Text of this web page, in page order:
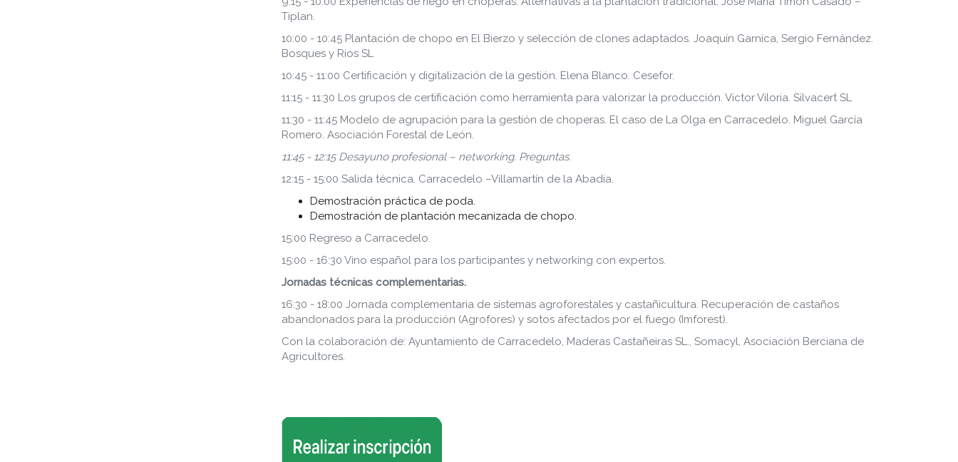
Tiplan.
10:00 - 10:45 Plantación de chopo en El Bierzo y selección de clones adaptados. Joaquín Garnica, Sergio Fernández.
Bosques y Rios SL
10:45 - 11:00 Certificación y digitalización de la gestión. Elena Blanco. Cesefor.
11:15 - 11:30 Los grupos de certificación como herramienta para valorizar la producción. Victor Viloria. Silvacert SL
11:30 - 11:45 Modelo de agrupación para la gestión de choperas. El caso de La Olga en Carracedelo. Miguel García
Romero. Asociación Forestal de León.
11:45 - 12:15 Desayuno profesional – networking. Preguntas.
12:15 - 15:00 Salida técnica. Carracedelo –Villamartín de la Abadia.
Demostración práctica de poda.
Demostración de plantación mecanizada de chopo.
15:00 Regreso a Carracedelo.
15:00 - 16:30 Vino español para los participantes y networking con expertos.
Jornadas técnicas complementarias.
16:30 - 18:00 Jornada complementaria de sistemas agroforestales y castañicultura. Recuperación de castaños
abandonados para la producción (Agrofores) y sotos afectados por el fuego (Imforest).
Con la colaboración de: Ayuntamiento de Carracedelo, Maderas Castañeiras SL., Somacyl, Asociación Berciana de
Agricultores.